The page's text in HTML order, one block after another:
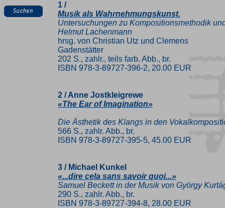
1 /
Musik als Wahrnehmungskunst.
Untersuchungen zu Kompositionsmethodik
Helmut Lachenmann
hrsg. von Christian Utz und Clemens
Gadenstätter
202 S., zahlr., teils farb. Abb., br.
ISBN 978-3-89727-396-2, 20.00 EUR
2 / Anne Jostkleigrewe
«The Ear of Imagination»
Die Ästhetik des Klangs in den
566 S., zahlr. Abb., br.
ISBN 978-3-89727-395-5, 45.00 EUR
3 / Michael Kunkel
«...dire cela sans savoir quoi...»
Samuel Beckett in der Musik von György
290 S., zahlr. Abb., br.
ISBN 978-3-89727-394-8, 28.00 EUR